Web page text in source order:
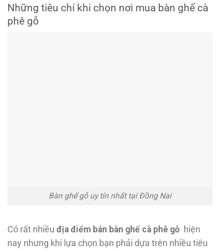
Những tiêu chí khi chọn nơi mua bàn ghế cà
phê gỗ
Bàn ghế gỗ uy tín nhất tại Đồng Nai
Có rất nhiều địa điểm bán bàn ghế cà phê gỗ hiện
nay nhưng khi lựa chọn bạn phải dựa trên nhiều tiêu